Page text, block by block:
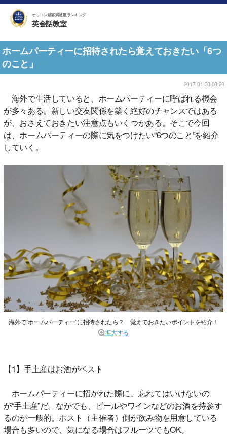
オリコン顧客満足度ランキング
英会話教室
ホームパーティーに招待されたら覚えておきたい「6つ
のこと」
2017-01-30 08:20
海外で生活していると、ホームパーティーに呼ばれる機会
が多々ある。新しい交友関係を築く絶好のチャンスではある
が、おさえておきたい注意点もいくつかある。そこで今回
は、ホームパーティーの際に気をつけたい“6つのこと”を紹介
していく。
海外で“ホームパーティー”に招待されたら？ 覚えておきたいポイントを紹介！
拡大する
【1】手土産はお酒がベスト
ホームパーティーに招かれた際に、忘れてはいけないの
が“手土産”だ。なかでも、ビールやワインなどのお酒を持参す
るのが一般的。ホスト（主催者）側が飲み物を用意している
場合も多いので、気になる場合はフルーツでもOK。